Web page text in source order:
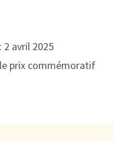
2 avril 2025
prix commémoratif